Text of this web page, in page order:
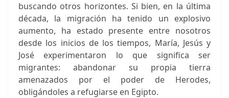
buscando otros horizontes. Si bien, en la última
década, la migración ha tenido un explosivo
aumento, ha estado presente entre nosotros
desde los inicios de los tiempos, María, Jesús y
José experimentaron lo que significa ser
migrantes: abandonar su propia tierra
amenazados por el poder de Herodes,
obligándoles a refugiarse en Egipto.